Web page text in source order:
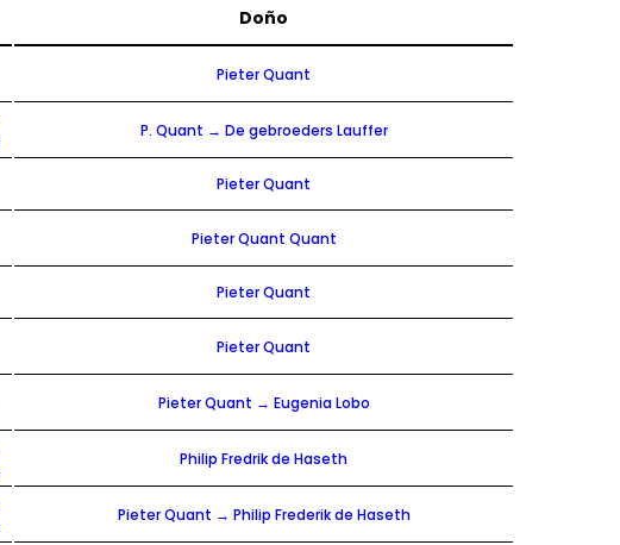
Doño
Pieter Quant
P. Quant → De gebroeders Lauffer
Pieter Quant
Pieter Quant Quant
Pieter Quant
Pieter Quant
Pieter Quant → Eugenia Lobo
Philip Fredrik de Haseth
Pieter Quant → Philip Frederik de Haseth